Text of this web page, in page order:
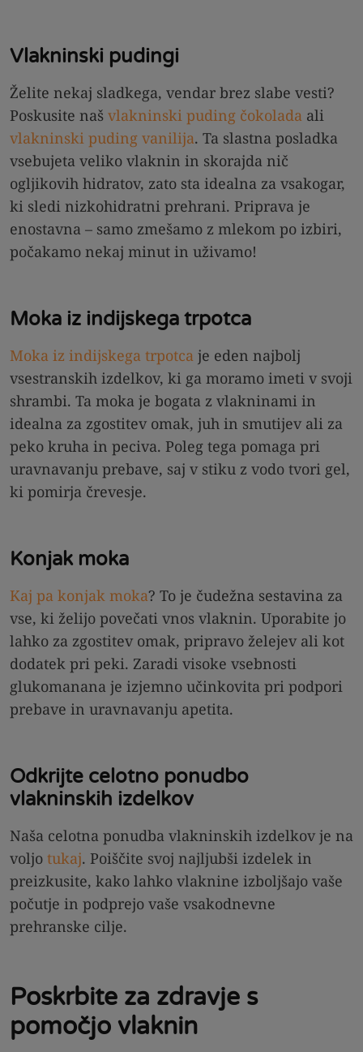
Vlakninski pudingi
Želite nekaj sladkega, vendar brez slabe vesti?
Poskusite naš vlakninski puding čokolada ali
vlakninski puding vanilija. Ta slastna posladka
vsebujeta veliko vlaknin in skorajda nič
ogljikovih hidratov, zato sta idealna za vsakogar,
ki sledi nizkohidratni prehrani. Priprava je
enostavna – samo zmešamo z mlekom po izbiri,
počakamo nekaj minut in uživamo!
Moka iz indijskega trpotca
Moka iz indijskega trpotca je eden najbolj
vsestranskih izdelkov, ki ga moramo imeti v svoji
shrambi. Ta moka je bogata z vlakninami in
idealna za zgostitev omak, juh in smutijev ali za
peko kruha in peciva. Poleg tega pomaga pri
uravnavanju prebave, saj v stiku z vodo tvori gel,
ki pomirja črevesje.
Konjak moka
Kaj pa konjak moka? To je čudežna sestavina za
vse, ki želijo povečati vnos vlaknin. Uporabite jo
lahko za zgostitev omak, pripravo želejev ali kot
dodatek pri peki. Zaradi visoke vsebnosti
glukomanana je izjemno učinkovita pri podpori
prebave in uravnavanju apetita.
Odkrijte celotno ponudbo
vlakninskih izdelkov
Naša celotna ponudba vlakninskih izdelkov je na
voljo tukaj. Poiščite svoj najljubši izdelek in
preizkusite, kako lahko vlaknine izboljšajo vaše
počutje in podprejo vaše vsakodnevne
prehranske cilje.
Poskrbite za zdravje s
pomočjo vlaknin